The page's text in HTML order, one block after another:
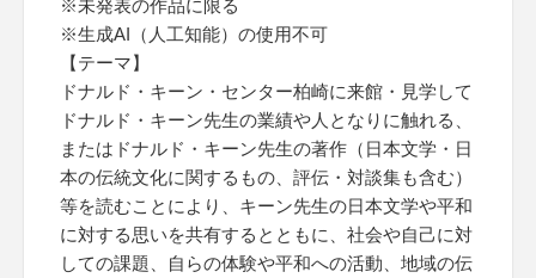
※未発表の作品に限る
※生成AI（人工知能）の使用不可
【テーマ】
ドナルド・キーン・センター柏崎に来館・見学して
ドナルド・キーン先生の業績や人となりに触れる、
またはドナルド・キーン先生の著作（日本文学・日
本の伝統文化に関するもの、評伝・対談集も含む）
等を読むことにより、キーン先生の日本文学や平和
に対する思いを共有するとともに、社会や自己に対
しての課題、自らの体験や平和への活動、地域の伝